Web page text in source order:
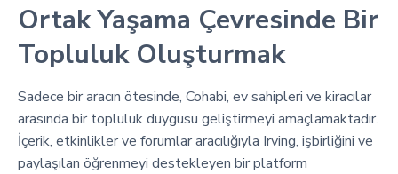
Ortak Yaşama Çevresinde Bir
Topluluk Oluşturmak
Sadece bir aracın ötesinde, Cohabi, ev sahipleri ve kiracılar
arasında bir topluluk duygusu geliştirmeyi amaçlamaktadır.
İçerik, etkinlikler ve forumlar aracılığıyla Irving, işbirliğini ve
paylaşılan öğrenmeyi destekleyen bir platform